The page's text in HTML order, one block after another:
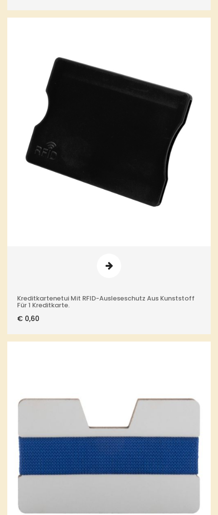
Kreditkartenetui Mit RFID-Ausleseschutz Aus Kunststoff
Für 1 Kreditkarte.
€ 0,60